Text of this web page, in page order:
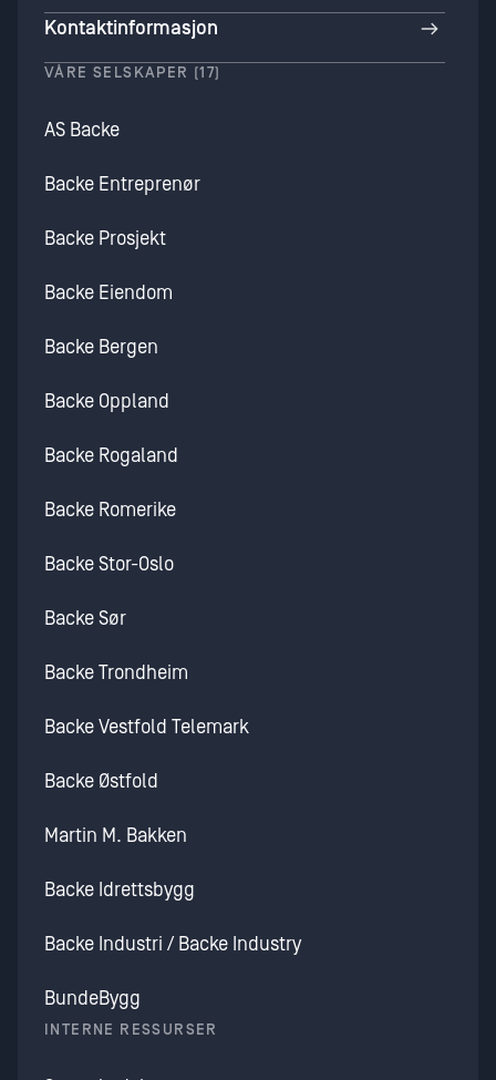
Kontaktinformasjon
VÅRE SELSKAPER (17)
AS Backe
Backe Entreprenør
Backe Prosjekt
Backe Eiendom
Backe Bergen
Backe Oppland
Backe Rogaland
Backe Romerike
Backe Stor-Oslo
Backe Sør
Backe Trondheim
Backe Vestfold Telemark
Backe Østfold
Martin M. Bakken
Backe Idrettsbygg
Backe Industri / Backe Industry
BundeBygg
INTERNE RESSURSER